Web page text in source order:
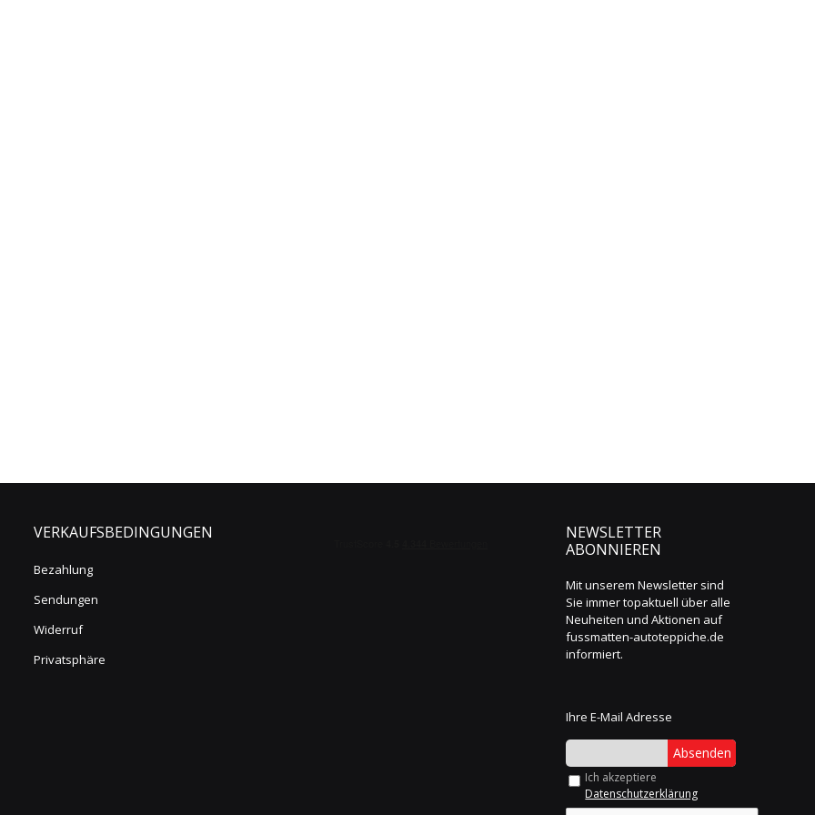
VERKAUFSBEDINGUNGEN
Bezahlung
Sendungen
Widerruf
Privatsphäre
NEWSLETTER
ABONNIEREN
Mit unserem Newsletter sind
Sie immer topaktuell über alle
Neuheiten und Aktionen auf
fussmatten-autoteppiche.de
informiert.
Ihre E-Mail Adresse
Absenden
Ich akzeptiere
Datenschutzerklärung